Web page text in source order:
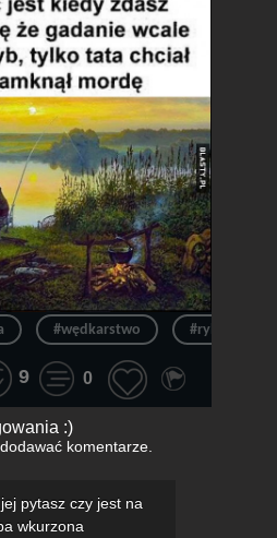
#wędkarstwo #ryby
9 0
:)
komentarze.
pytasz czy jest na
wkurzona